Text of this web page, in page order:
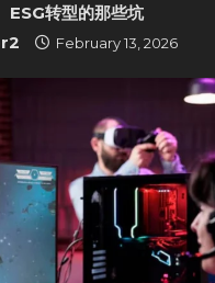
ESG转型的那些坑
February 13, 2026